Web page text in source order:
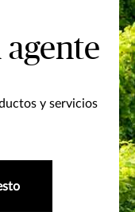
y servicios